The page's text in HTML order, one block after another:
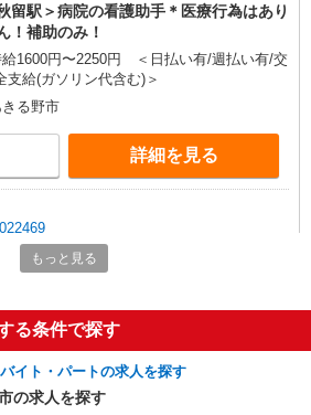
留駅＞病院の看護助手＊医療行為はあり
！補助のみ！
給1600円〜2250円 ＜日払い有/週払い有/交
支給(ガソリン代含む)＞
る野市
詳細を見る
＊未経験スタート7割！病院のパート看
/週3〜OK
む)＞
る野市
もっと見る
る条件で探す
イト・パートの求人を探す
の求人を探す